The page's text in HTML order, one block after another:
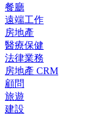
餐廳
遠端工作
房地產
醫療保健
法律業務
房地產 CRM
顧問
旅遊
建設